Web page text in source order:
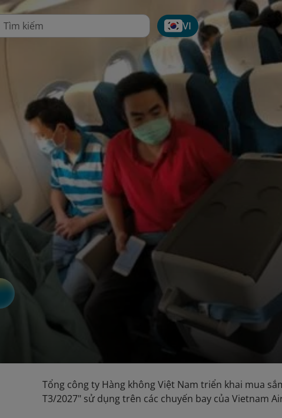
VI
Tổng công ty Hàng không Việt Nam triển khai mua
T3/2027" sử dụng trên các chuyến bay của Vietnam